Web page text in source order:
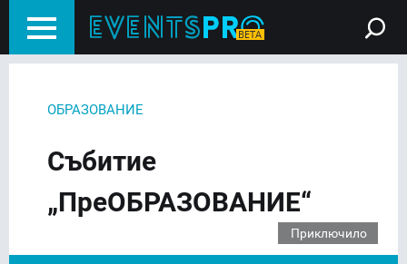
ОБРАЗОВАНИЕ
Събитие
„ПреОБРАЗОВАНИЕ“
Приключило